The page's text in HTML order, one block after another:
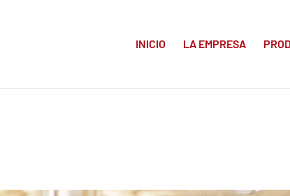
INICIO LA EMPRESA